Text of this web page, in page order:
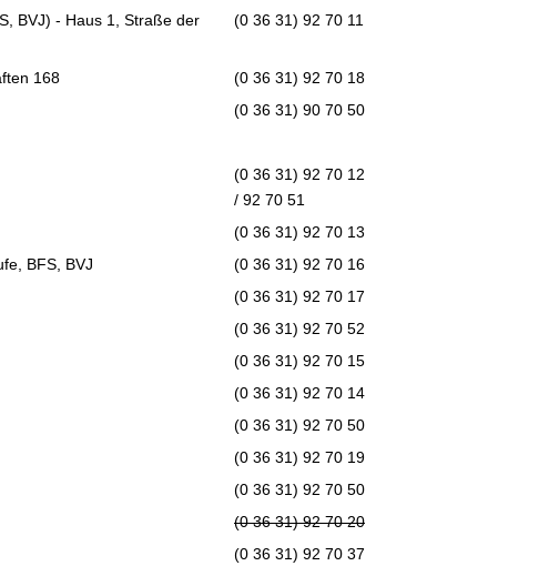
BVJ) - Haus 1, Straße der
(0 36 31) 92 70 11
168
(0 36 31) 92 70 18
(0 36 31) 90 70 50
(0 36 31) 92 70 12
/ 92 70 51
(0 36 31) 92 70 13
BFS, BVJ
(0 36 31) 92 70 16
(0 36 31) 92 70 17
(0 36 31) 92 70 52
(0 36 31) 92 70 15
(0 36 31) 92 70 14
(0 36 31) 92 70 50
(0 36 31) 92 70 19
(0 36 31) 92 70 50
(0 36 31) 92 70 20
(0 36 31) 92 70 37